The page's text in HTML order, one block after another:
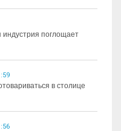
индустрия поглощает
в столице